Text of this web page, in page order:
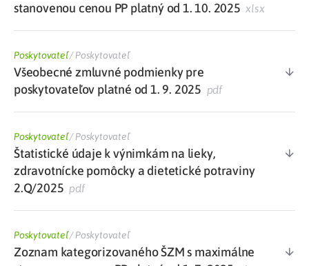
stanovenou cenou PP platný od 1. 10. 2025 xlsx
Poskytovateľ/Poskytovateľ
Všeobecné zmluvné podmienky pre
poskytovateľov platné od 1. 9. 2025 pdf
Poskytovateľ/Poskytovateľ
Štatistické údaje k výnimkám na lieky,
zdravotnícke pomôcky a dietetické potraviny
2.Q/2025 pdf
Poskytovateľ/Poskytovateľ
Zoznam kategorizovaného ŠZM s maximálne